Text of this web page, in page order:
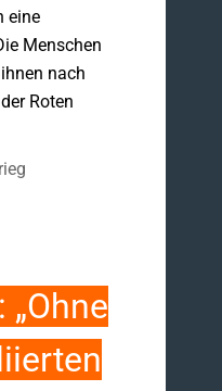
eine
Menschen
nach
Roten